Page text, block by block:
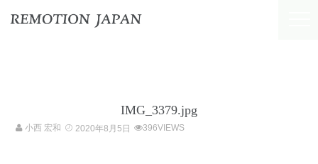
IMG_3379.jpg
小西 宏和 2020年8月5日 396VIEWS